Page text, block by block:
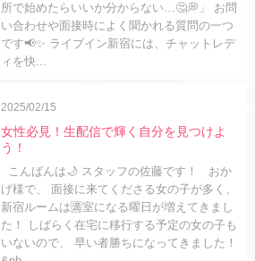
所で始めたらいいか分からない…🤔💭」 お問
い合わせや面接時によく聞かれる質問の一つ
です📢✨ ライブイン新宿には、チャットレデ
ィを快...
2025/02/15
女性必見！生配信で輝く自分を見つけよ
う！
こんばんは🌙 スタッフの佐藤です！ おか
げ様で、 面接に来てくださる女の子が多く、
新宿ルームは🈵室になる曜日が増えてきまし
た！ しばらく在宅に移行する予定の女の子も
いないので、 早い者勝ちになってきました！